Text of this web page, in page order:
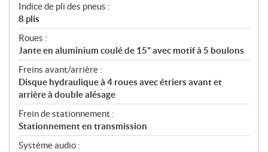
Indice de pli des pneus :
8 plis
Roues :
Jante en aluminium coulé de 15" avec motif à 5 boulons
Freins avant/arrière :
Disque hydraulique à 4 roues avec étriers avant et
arrière à double alésage
Frein de stationnement :
Stationnement en transmission
Système audio :